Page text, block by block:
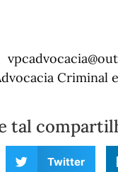
Criminal
tal
Twitter